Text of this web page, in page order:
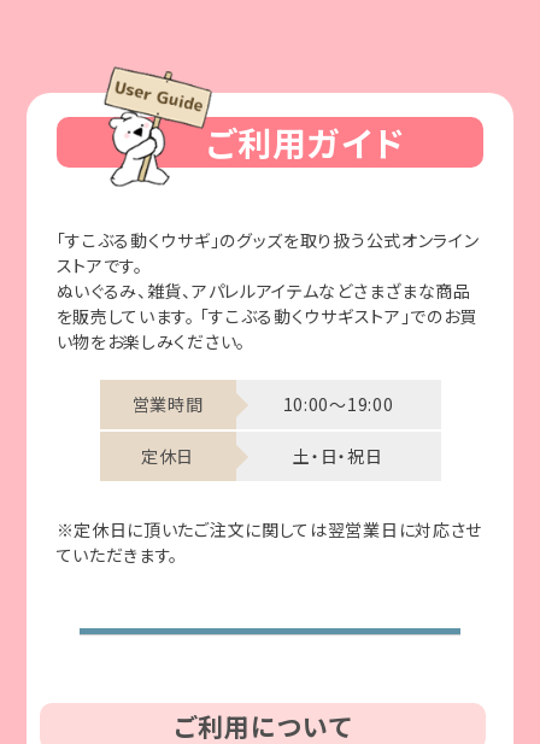
ご利用ガイド
「すこぶる動くウサギ」のグッズを取り扱う公式オンライン
ストアです。
ぬいぐるみ、雑貨、アパレルアイテムなどさまざまな商品
を販売しています。 「すこぶる動くウサギストア」でのお買
い物をお楽しみください。
営業時間 10:00～19:00
定休日 土・日・祝日
※定休日に頂いたご注文に関しては翌営業日に対応させ
ていただきます。
ご利用について